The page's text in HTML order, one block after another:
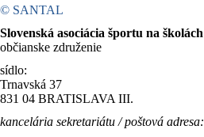
© SANTAL
Slovenská asociácia športu na školách
občianske združenie
sídlo:
Trnavská 37
831 04 BRATISLAVA III.
kancelária sekretariátu / poštová adresa: